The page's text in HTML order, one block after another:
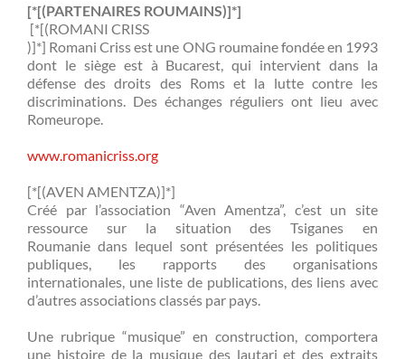
[*[(PARTENAIRES ROUMAINS)]*]
[*[(ROMANI CRISS
)]*] Romani Criss est une ONG roumaine fondée en 1993
dont le siège est à Bucarest, qui intervient dans la
défense des droits des Roms et la lutte contre les
discriminations. Des échanges réguliers ont lieu avec
Romeurope.
www.romanicriss.org
[*[(AVEN AMENTZA)]*]
Créé par l’association “Aven Amentza”, c’est un site
ressource sur la situation des Tsiganes en
Roumanie dans lequel sont présentées les politiques
publiques, les rapports des organisations
internationales, une liste de publications, des liens avec
d’autres associations classés par pays.
Une rubrique “musique” en construction, comportera
une histoire de la musique des lautari et des extraits